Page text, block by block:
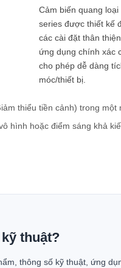
Cảm biến quang
series được thiết kế
các cài đặt thân
ứng dụng chính xác
cho phép dễ dàng
móc/thiết bị.
thiểu tiền cảnh) trong một
hình hoặc điểm sáng khả
thuật?
thông số kỹ thuật, ứng